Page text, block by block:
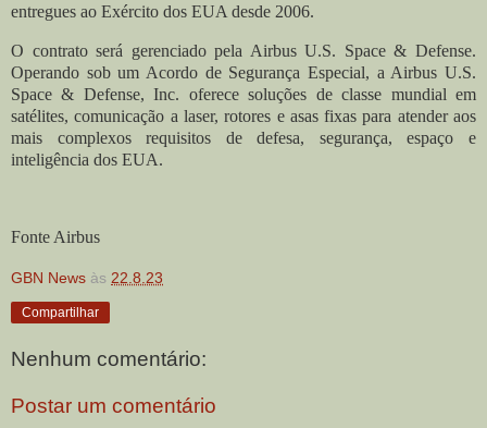
entregues ao Exército dos EUA desde 2006.
O contrato será gerenciado pela Airbus U.S. Space & Defense.
Operando sob um Acordo de Segurança Especial, a Airbus U.S.
Space & Defense, Inc. oferece soluções de classe mundial em
satélites, comunicação a laser, rotores e asas fixas para atender aos
mais complexos requisitos de defesa, segurança, espaço e
inteligência dos EUA.
Fonte Airbus
GBN News às 22.8.23
Compartilhar
Nenhum comentário:
Postar um comentário